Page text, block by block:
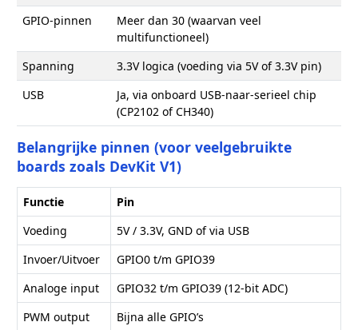
GPIO-pinnen
Meer dan 30 (waarvan veel
multifunctioneel)
Spanning
3.3V logica (voeding via 5V of 3.3V pin)
USB
Ja, via onboard USB-naar-serieel chip
(CP2102 of CH340)
Belangrijke pinnen (voor veelgebruikte
boards zoals DevKit V1)
Functie
Pin
Voeding
5V / 3.3V, GND of via USB
Invoer/Uitvoer
GPIO0 t/m GPIO39
Analoge input
GPIO32 t/m GPIO39 (12-bit ADC)
PWM output
Bijna alle GPIO’s